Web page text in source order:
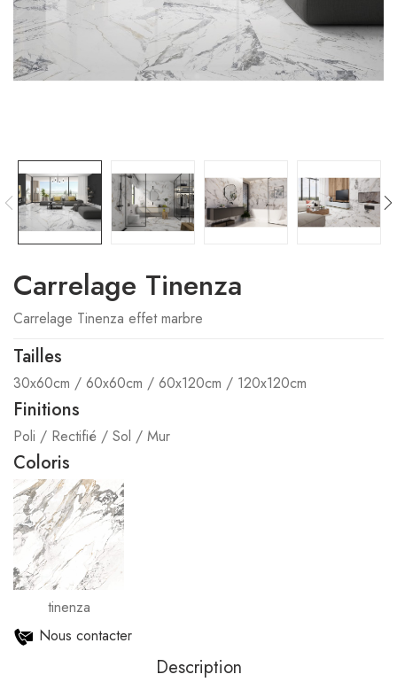
Carrelage Tinenza
Carrelage Tinenza effet marbre
Tailles
30x60cm / 60x60cm / 60x120cm / 120x120cm
Finitions
Poli / Rectifié / Sol / Mur
Coloris
tinenza
Nous contacter
Description